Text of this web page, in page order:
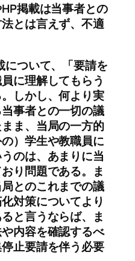
掲載は当事者との
とは言えず、不適
について、「要請を
に理解してもらう
しかし、何より実
事者との一切の議
ま、当局の一方的
）学生や教職員に
のは、あまりに当
り問題である。ま
とのこれまでの議
対策についてより
と言うならば、ま
内容を確認するべ
止要請を伴う必要